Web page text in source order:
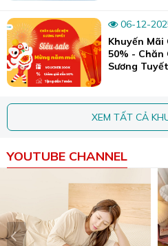
06-12-
Khuyến Mãi
50% - Chăn
Sương Tuyết
XEM TẤT CẢ
YOUTUBE CHANNEL